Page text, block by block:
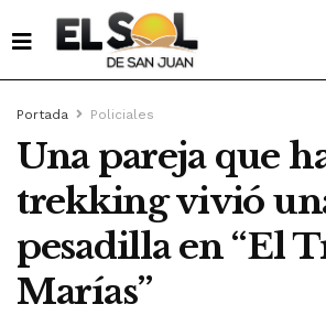
Portada Policiales
Una pareja que
trekking vivió
pesadilla en “El
Marías”